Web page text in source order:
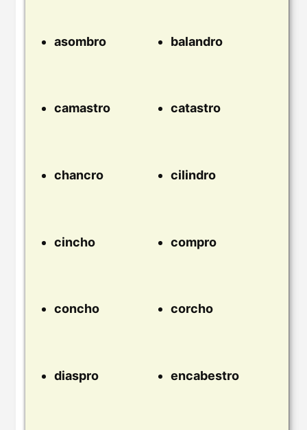
asombro balandro
camastro catastro
chancro cilindro
cincho compro
concho corcho
diaspro encabestro